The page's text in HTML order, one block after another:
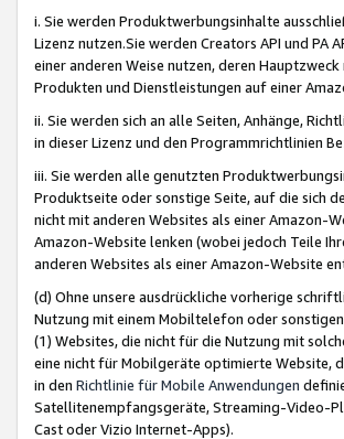
i. Sie werden Produktwerbungsinhalte
Lizenz nutzen.Sie werden Creators API und
einer anderen Weise nutzen, deren
Produkten und Dienstleistungen auf einer
ii. Sie werden sich an alle Seiten, Anhänge,
in dieser Lizenz und den Programmrichtlinien
iii. Sie werden alle genutzten
Produktseite oder sonstige Seite, auf die sich
nicht mit anderen Websites als einer Amazon-
Amazon-Website lenken (wobei jedoch Teile
anderen Websites als einer Amazon-Website
(d) Ohne unsere ausdrückliche vorherige
Nutzung mit einem Mobiltelefon oder
(1) Websites, die nicht für die Nutzung mit
eine nicht für Mobilgeräte optimierte Website,
in den Richtlinie für Mobile Anwendungen
Satellitenempfangsgeräte, Streaming-Video-
Cast oder Vizio Internet-Apps).